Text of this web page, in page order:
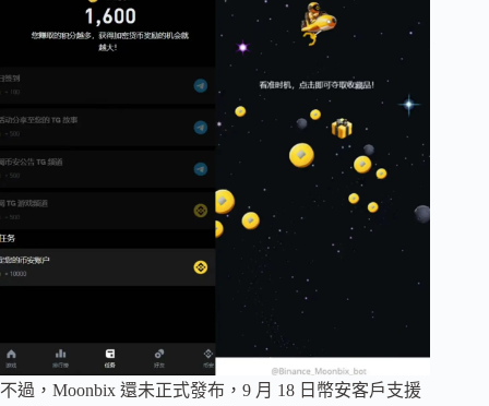
不過，Moonbix 還未正式發布，9 月 18 日幣安客戶支援